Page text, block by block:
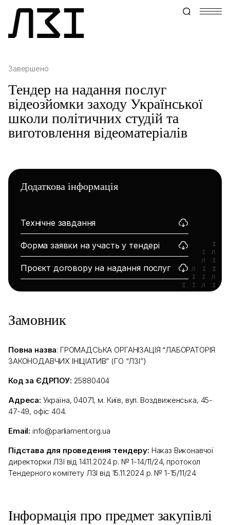
Завершено
Тендер на надання послуг
відеозйомки заходу Української
школи політичних студій та
виготовлення відеоматеріалів
Додаткова інформація
Технічне завдання
Форма заявки на участь у тендері
Проєкт договору на надання послуг
Замовник
Повна назва: ГРОМАДСЬКА ОРГАНІЗАЦІЯ “ЛАБОРАТОРІЯ
ЗАКОНОДАВЧИХ ІНІЦІАТИВ” (ГО “ЛЗІ”)
Код за ЄДРПОУ: 25880404
Адреса: Україна, 04071, м. Київ, вул. Воздвиженська, 45-
47-49, офіс 404.
Email: info@parliament.org.ua
Підстава для проведення тендеру: Наказ Виконавчої
директорки ЛЗІ від 14.11.2024 р. № 1-14/11/24, протокол
Тендерного комітету ЛЗІ від 15.11.2024 р. № 1-15/11/24.
Інформація про предмет закупівлі